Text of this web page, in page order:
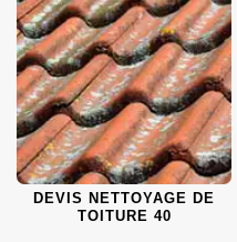
DEVIS NETTOYAGE DE
TOITURE 40